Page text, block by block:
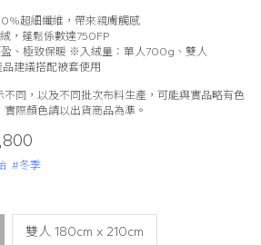
超細纖維，帶來親膚觸感
，蓬鬆係數達750FP
、極致保暖 ※入絨量：單人700g、雙人
建議搭配被套使用
同，以及不同批次布料生產，可能與實品略有色
際顏色請以出貨商品為準。
#冬季
雙人 180cm x 210cm